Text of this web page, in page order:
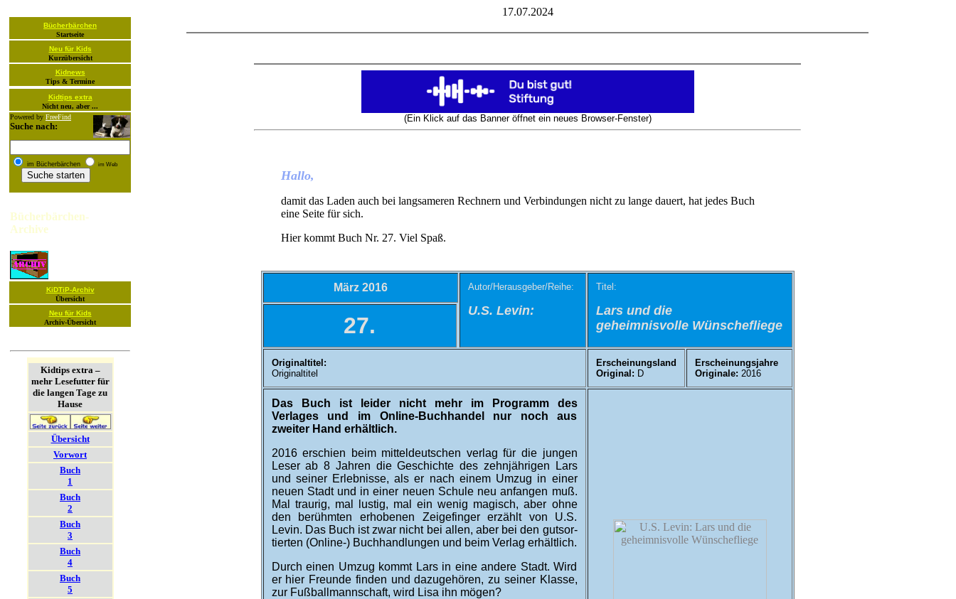
Bücherbärchen
Startseite
Neu für Kids
Kurzübersicht
Kidnews
Tips & Termine
Kidtips extra
Nicht neu, aber ...
Powered by FreeFind
Suche nach:
im Bücherbärchen im Web
Bücherbärchen-
Archive
KiDTiP-Archiv
Übersicht
Neu für Kids
Archiv-Übersicht
Kidtips extra –
mehr Lesefutter für
die langen Tage zu
Hause
Übersicht
Vorwort
Buch
1
Buch
2
Buch
3
Buch
4
Buch
5
17.07.2024
(Ein Klick auf das Banner öffnet ein neues Browser-Fenster)
Hallo,
damit das Laden auch bei langsameren Rechnern und Verbindungen nicht zu lange dauert, hat jedes Buch
eine Seite für sich.
Hier kommt Buch Nr. 27. Viel Spaß.
März 2016 Autor/Herausgeber/Reihe:
U.S. Levin:
Titel:
Larsund die
geheimnisvolle Wünschefliege
27.
Originaltitel:
Originaltitel
Erscheinungsland
Original: D
Erscheinungsjahre
Originale: 2016
Das Buch ist leider nicht mehr im Programm des
Verlages und im Online-Buchhandel nur noch aus
zweiter Hand erhältlich.
2016 erschien beim mitteldeutschen verlag für die jungen
Leser ab 8 Jahren die Geschichte des zehnjährigen Lars
und seiner Erlebnisse, als er nach einem Umzug in einer
neuen Stadt und in einer neuen Schule neu anfangen muß.
Mal traurig, mal lustig, mal ein wenig magisch, aber ohne
den berühmten erhobenen Zeigefinger erzählt von U.S.
Levin. Das Buch ist zwar nicht bei allen, aber bei den gut­sor­
tierten (On­line-) Buch­hand­lungen und beim Verlag erhältlich.
Durch einen Umzug kommt Lars in eine andere Stadt. Wird
er hier Freunde finden und da­zu­ge­hören, zu seiner Klasse,
zur Fuß­ball­mann­schaft, wird Lisa ihn mögen?